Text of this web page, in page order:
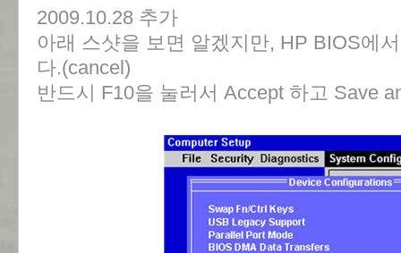
2009.10.28 추가
아래 스샷을 보면 알겠지만, HP BIOS에
다.(cancel)
반드시 F10을 눌러서 Accept 하고 Save